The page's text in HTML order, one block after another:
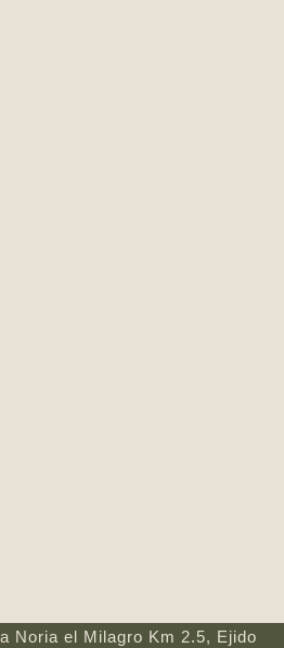
Noria el Milagro Km 2.5, Ejido